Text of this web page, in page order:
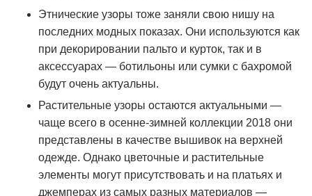
Этнические узоры тоже заняли свою нишу на
последних модных показах. Они используются как
при декорировании пальто и курток, так и в
аксессуарах — ботильоны или сумки с бахромой
будут очень актуальны.
Растительные узоры остаются актуальными —
чаще всего в осенне-зимней коллекции 2018 они
представлены в качестве вышивок на верхней
одежде. Однако цветочные и растительные
элементы могут присутствовать и на платьях и
джемперах из самых разных материалов —